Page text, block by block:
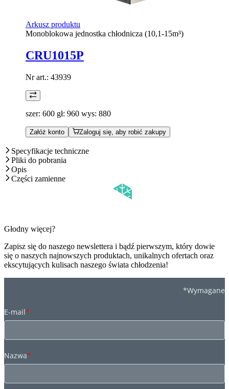
Arkusz produktu
Monoblokowa jednostka chłodnicza (10,1-15m³)
CRU1015P
Nr art.: 43939
szer: 600 gł: 960 wys: 880
Załóż konto Zaloguj się, aby robić zakupy
Specyfikacje techniczne
Pliki do pobrania
Opis
Części zamienne
Głodny więcej?
Zapisz się do naszego newslettera i bądź pierwszym, który dowie
się o naszych najnowszych produktach, unikalnych ofertach oraz
ekscytujących kulisach naszego świata chłodzenia!
*Wymagane
E-mail*
Nazwa*